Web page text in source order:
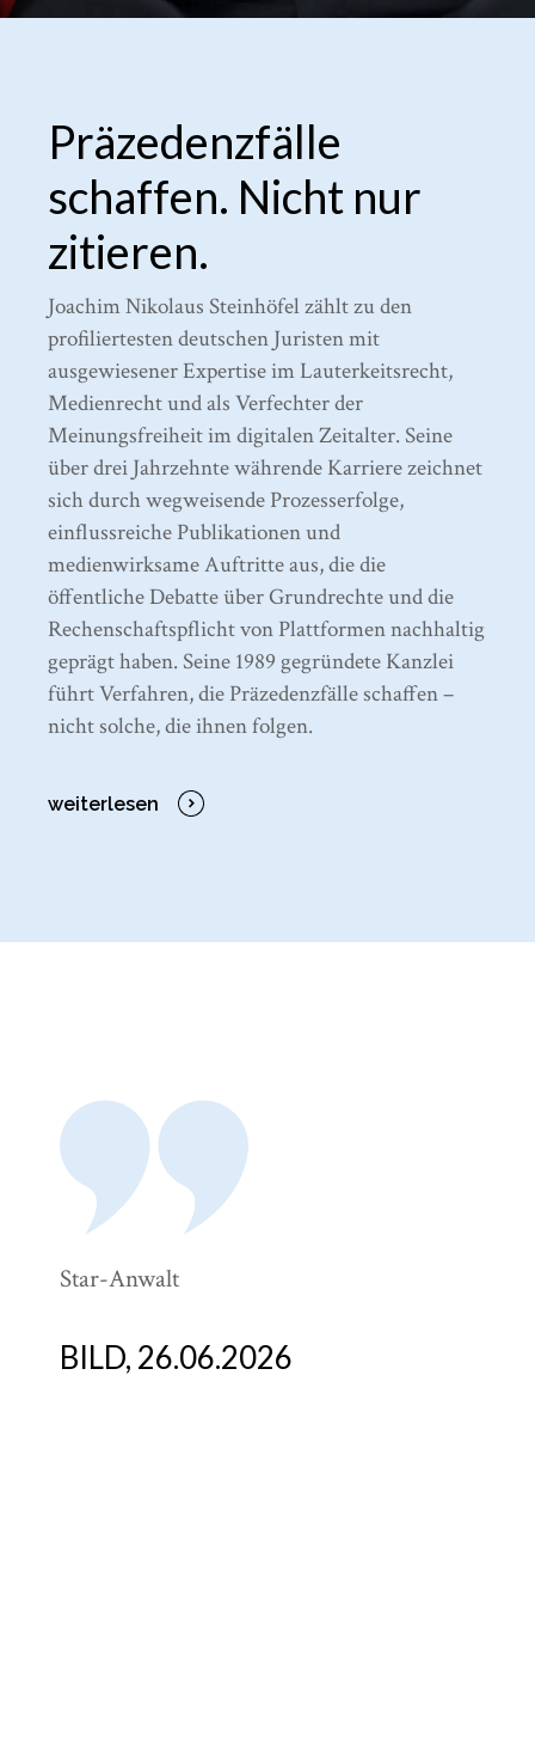
Präzedenzfälle
schaffen. Nicht nur
zitieren.
Joachim Nikolaus Steinhöfel zählt zu den
profiliertesten deutschen Juristen mit
ausgewiesener Expertise im Lauterkeitsrecht,
Medienrecht und als Verfechter der
Meinungsfreiheit im digitalen Zeitalter. Seine
über drei Jahrzehnte währende Karriere zeichnet
sich durch wegweisende Prozesserfolge,
einflussreiche Publikationen und
medienwirksame Auftritte aus, die die
öffentliche Debatte über Grundrechte und die
Rechenschaftspflicht von Plattformen nachhaltig
geprägt haben. Seine 1989 gegründete Kanzlei
führt Verfahren, die Präzedenzfälle schaffen –
nicht solche, die ihnen folgen.
weiterlesen
Star-Anwalt
BILD, 26.06.2026